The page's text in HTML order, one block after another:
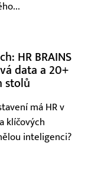
HR BRAINS
data a 20+
stolů
má HR v
klíčových
inteligenci?